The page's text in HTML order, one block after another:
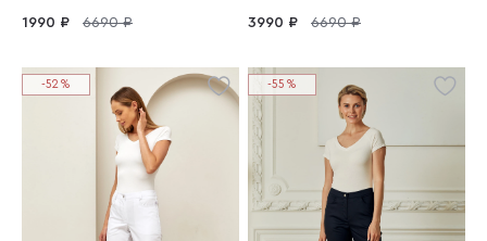
1990 ₽ 6690 ₽ 3990 ₽ 6690 ₽
-52% -55%